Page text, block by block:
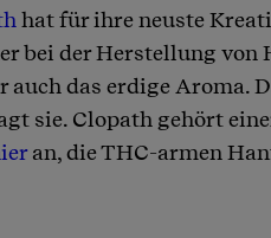
hat für ihre neuste
bei der Herstellung von
auch das erdige Aroma.
sie. Clopath gehört
an, die THC-armen